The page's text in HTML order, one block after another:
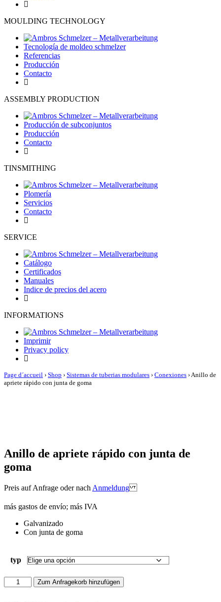
MOULDING TECHNOLOGY
Tecnología de moldeo schmelzer
Referencias
Producción
Contacto
ASSEMBLY PRODUCTION
Producción de subconjuntos
Producción
Contacto
TINSMITHING
Plomería
Servicios
Contacto
SERVICE
Catálogo
Certificados
Manuales
Indice de precios del acero
INFORMATIONS
Imprimir
Privacy policy
Page d´accueil › Shop › Sistemas de tuberias modulares › Conexiones ›Anillo de
apriete rápido con junta de goma
Anillo de apriete rápido con junta de
goma
Preis auf Anfrage oder nach Anmeldung
más gastos de envío; más IVA
Galvanizado
Con junta de goma
typ
Anillo
de
Zum Anfragekorb hinzufügen